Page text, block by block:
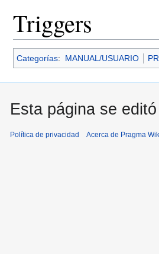
Triggers
Categorías: MANUAL/USUARIO
Esta página se
Política de privacidad Acerca de Pragma